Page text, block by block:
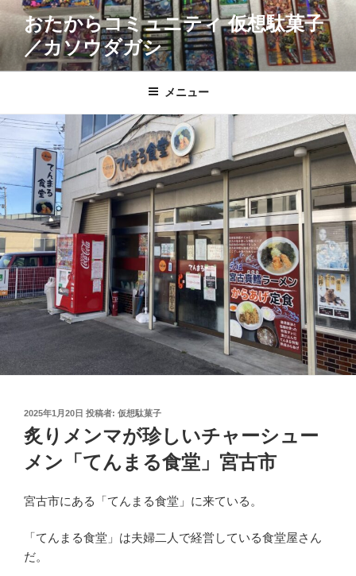
ン
テ
ス
キ
プ
おたからコミュニティ 仮想駄菓子
／カソウダガシ
メニュー
投
稿
日:
2025年1月20日 投稿者: 仮想駄菓子
炙りメンマが珍しいチャーシュー
メン「てんまる食堂」宮古市
宮古市にある「てんまる食堂」に来ている。
「てんまる食堂」は夫婦二人で経営している食堂屋さん
だ。